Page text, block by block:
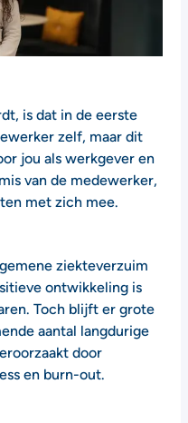
is dat in de eerste
zelf, maar dit
jou als werkgever en
van de medewerker,
met zich mee.
ziekteverzuim
ontwikkeling is
Toch blijft er grote
aantal langdurige
door
en burn-out.